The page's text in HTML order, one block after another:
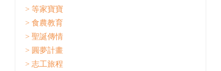
> 等家寶寶
> 食農教育
> 聖誕傳情
> 圓夢計畫
> 志工旅程